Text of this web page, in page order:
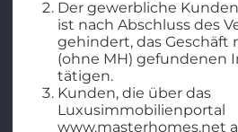
Der gewerbliche
ist nach Abschluss des
gehindert, das Geschäft
(ohne MH) gefundenen
tätigen.
Kunden, die über das
Luxusimmobilienportal
www.masterhomes.net